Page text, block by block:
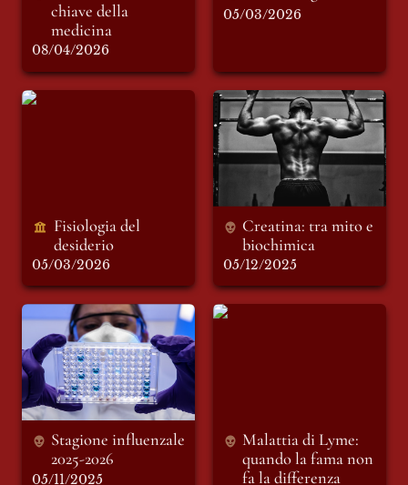
chiave della
medicina
08/04/2026
05/03/2026
Fisiologia del
Fisiologia del
desiderio
05/03/2026
Creatina: tra mito e
biochimica
Creatina: tra mito e
biochimica
05/12/2025
Stagione influenzale
2025-2026
Stagione influenzale
2025-2026
05/11/2025
Malattia di Lyme:
Malattia di Lyme:
quando la fama non
fa la differenza